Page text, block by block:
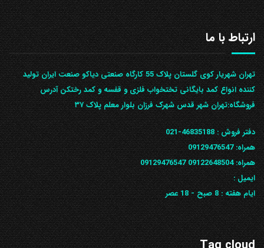
ارتباط با ما
تهران شهریار کوی گلستان پلاک 55 کارگاه صنعتی دیاکو صنعت ایران تولید
کننده انواع کمد بایگانی تختخواب فلزی و قفسه و کمد رختکن آدرس
ف‍روشگاه:تهران شهر قدس شهرک فرزان بلوار معلم پلاک ۳۷
دفتر فروش :46835188-021
همراه:09129476547
همراه: 09122648504
09129476547
ایمیل :
ایام هفته :8 صبح - 18 عصر